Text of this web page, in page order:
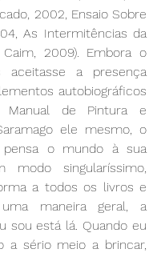
2002, Ensaio Sobre
As Intermitências da
2009). Embora o
aceitasse a presença
autobiográficos
Manual de Pintura e
ele mesmo, o
o mundo à sua
singularíssimo,
a todos os livros e
maneira geral, a
sou está lá. Quando eu
a sério meio a brincar,